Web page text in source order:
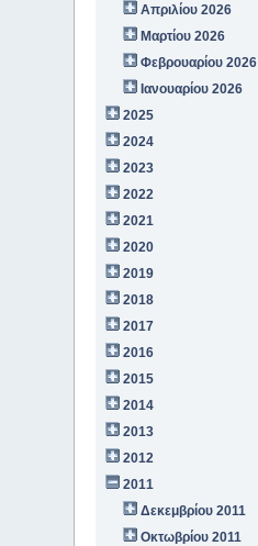
Απριλίου 2026
Μαρτίου 2026
Φεβρουαρίου 2026
Ιανουαρίου 2026
2025
2024
2023
2022
2021
2020
2019
2018
2017
2016
2015
2014
2013
2012
2011
Δεκεμβρίου 2011
Οκτωβρίου 2011